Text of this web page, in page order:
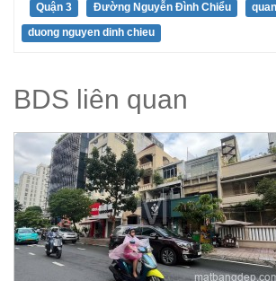
Quận 3 Đường Nguyễn Đình Chiểu
duong nguyen dinh chieu
BDS liên quan